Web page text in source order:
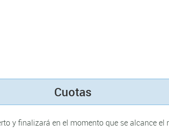
Cuotas
y finalizará en el momento que se alcance